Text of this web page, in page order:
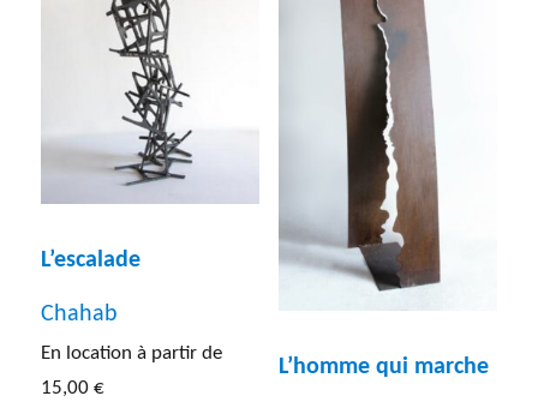
L’escalade
Chahab
En location à partir de
15,00€
L’homme qui marche